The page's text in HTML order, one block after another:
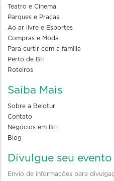
Teatro e Cinema
Parques e Praças
Ao ar livre e Esportes
Compras e Moda
Para curtir com a familia
Perto de BH
Roteiros
Saiba Mais
Sobre a Belotur
Contato
Negócios em BH
Blog
Divulgue seu evento
Envio de informações para